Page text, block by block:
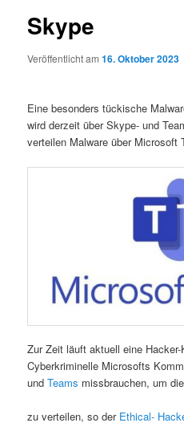
Skype
Veröffentlicht am16. Oktober 2023
Eine besonders tückische
wird derzeit über Skype- und
verteilen Malware über Microsoft
Zur Zeit läuft aktuell eine
Cyberkriminelle Microsofts
undTeams missbrauchen, um
zu verteilen, so derEthical-